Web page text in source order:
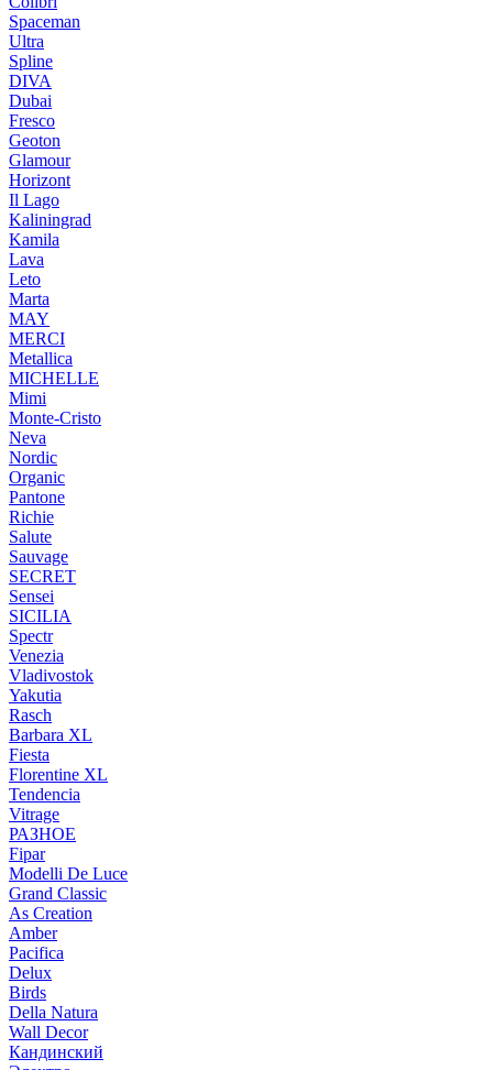
Spaceman
Ultra
Spline
DIVA
Dubai
Fresco
Geoton
Glamour
Horizont
Il Lago
Kaliningrad
Kamila
Lava
Leto
Marta
MAY
MERCI
Metallica
MICHELLE
Mimi
Monte-Cristo
Neva
Nordic
Organic
Pantone
Richie
Salute
Sauvage
SECRET
Sensei
SICILIA
Spectr
Venezia
Vladivostok
Yakutia
Rasch
Barbara XL
Fiesta
Florentine XL
Tendencia
Vitrage
РАЗНОЕ
Fipar
Modelli De Luce
Grand Classic
As Creation
Amber
Pacifica
Delux
Birds
Della Natura
Wall Decor
Кандинский